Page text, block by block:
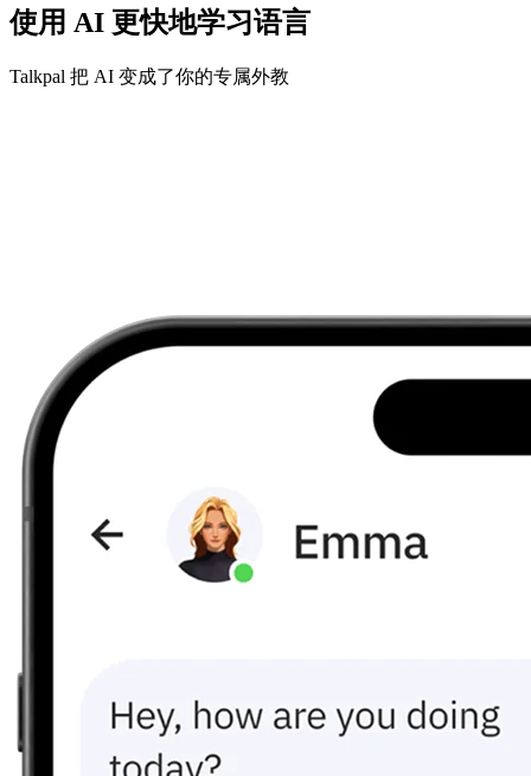
使用 AI 更快地学习语言
Talkpal 把 AI 变成了你的专属外教